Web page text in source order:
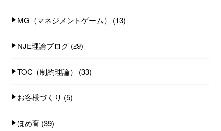
MG（マネジメントゲーム） (13)
NJE理論ブログ (29)
TOC（制約理論） (33)
お客様づくり (5)
ほめ育 (39)